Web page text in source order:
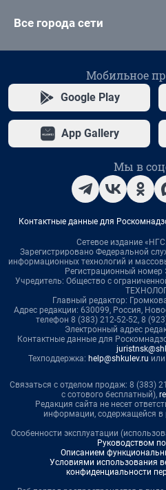
Все города сети
Мобильное
Google Play
App Gallery
Мы в
Контактные данные для
Сетевое издание
Зарегистрировано Федеральной
информационных технологий и
Регистрационный
Учредитель: Общество с
Главный редактор:
Адрес редакции: 630099, Россия,
телефон 8 (383) 212-52-52, 8
Электронный адрес
Контактные данные для
Техподдержка: help@shkulev.ru
Связаться с отделом продаж: 8 (383)
с сотового бесплатный),
Редакция сайта не несет
информации, содержащейся в
Особенности эксплуатации
Руководством
Описанием
Условиями использования
конфиденциальности